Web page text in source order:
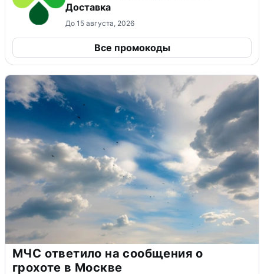
Доставка
До 15 августа, 2026
Все промокоды
МЧС ответило на сообщения о
грохоте в Москве